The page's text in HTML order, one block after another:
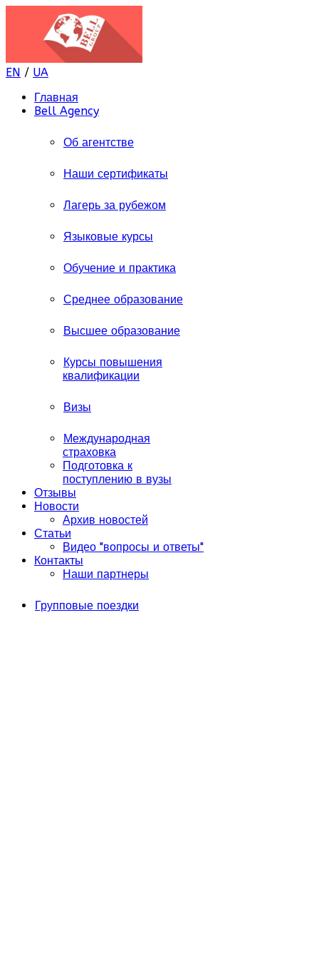
EN / UA
Главная
Bell Agency
Об агентстве
Наши сертификаты
Лагерь за рубежом
Языковые курсы
Обучение и практика
Среднее образование
Высшее образование
Курсы повышения
квалификации
Визы
Международная
страховка
Подготовка к
поступлению в вузы
Отзывы
Новости
Архив новостей
Статьи
Видео "вопросы и ответы"
Контакты
Наши партнеры
Групповые поездки